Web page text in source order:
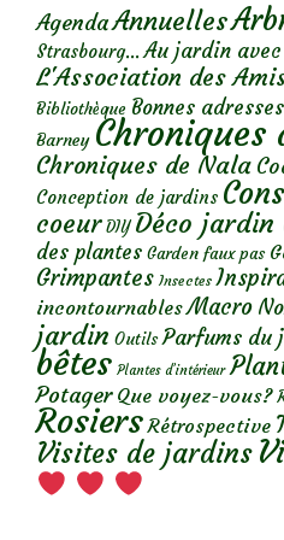
AgendaAnnuelles
Strasbourg... Au jardin
L'Association des
Bibliothèque Bonnes adresses
Barney
Chroniques de Nala
Conception de jardins
coeur DIY Déco jardin
des plantes Garden faux pas
Grimpantes Insectes
incontournables Macro
jardin Outils Parfums du
bêtes Plantes d’intérieur
Potager Que voyez-vous?
Rosiers Rétrospective
Visites de jardins